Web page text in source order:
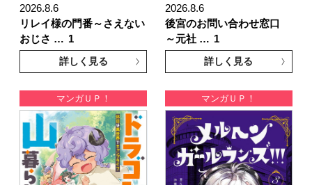
2026.8.6
リレイ様の門番～さえない
おじさ … 1
詳しく見る
2026.8.6
後宮のお問い合わせ窓口
～元社 … 1
詳しく見る
マンガＵＰ！ マンガＵＰ！